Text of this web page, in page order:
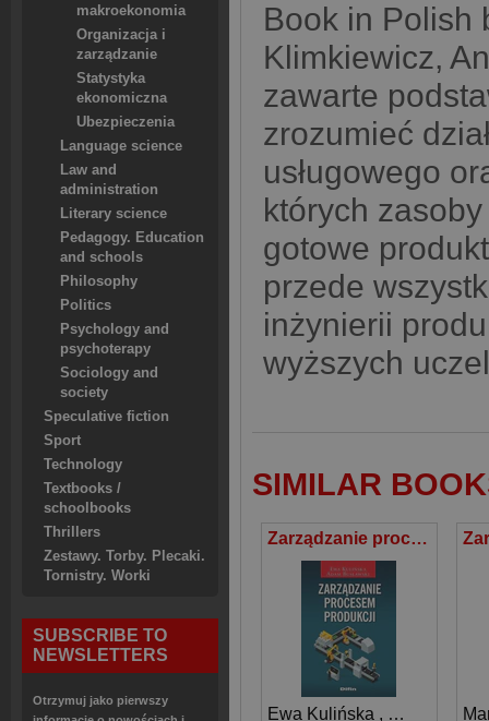
makroekonomia
Organizacja i
zarządzanie
Statystyka
ekonomiczna
Ubezpieczenia
Language science
Law and
administration
Literary science
Pedagogy. Education
and schools
Philosophy
Politics
Psychology and
psychoterapy
Sociology and
society
Speculative fiction
Sport
Technology
Textbooks /
schoolbooks
Thrillers
Zestawy. Torby. Plecaki.
Tornistry. Worki
SUBSCRIBE TO
NEWSLETTERS
Otrzymuj jako pierwszy
Book in Polish
Klimkiewicz,
zawarte
zrozumieć
usługowego
których
gotowe
przede
inżynierii
wyższych
SIMILAR
Zarządzanie procesem produkcji
Ewa Kulińska , Adam